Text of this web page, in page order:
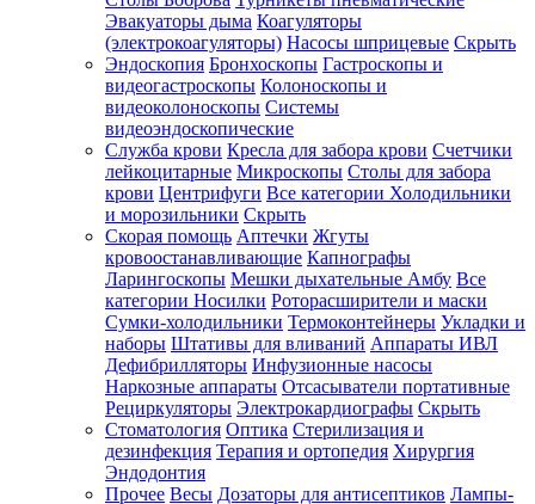
Эвакуаторы дыма Коагуляторы
(электрокоагуляторы) Насосы шприцевые Скрыть
Эндоскопия Бронхоскопы Гастроскопы и
видеогастроскопы Колоноскопы и
видеоколоноскопы Системы
видеоэндоскопические
Служба крови Кресла для забора крови Счетчики
лейкоцитарные Микроскопы Столы для забора
крови Центрифуги Все категории Холодильники
и морозильники Скрыть
Скорая помощь Аптечки Жгуты
кровоостанавливающие Капнографы
Ларингоскопы Мешки дыхательные Амбу Все
категории Носилки Роторасширители и маски
Сумки-холодильники Термоконтейнеры Укладки и
наборы Штативы для вливаний Аппараты ИВЛ
Дефибрилляторы Инфузионные насосы
Наркозные аппараты Отсасыватели портативные
Рециркуляторы Электрокардиографы Скрыть
Стоматология Оптика Стерилизация и
дезинфекция Терапия и ортопедия Хирургия
Эндодонтия
Прочее Весы Дозаторы для антисептиков Лампы-